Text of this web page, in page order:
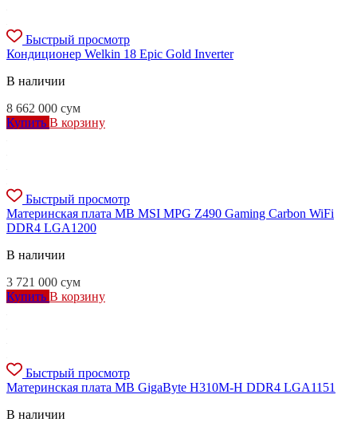
Быстрый просмотр
Кондиционер Welkin 18 Epic Gold Inverter
В наличии
8 662 000 сум
Купить В корзину
Быстрый просмотр
Материнская плата MB MSI MPG Z490 Gaming Carbon WiFi
DDR4 LGA1200
В наличии
3 721 000 сум
Купить В корзину
Быстрый просмотр
Материнская плата MB GigaByte H310М-H DDR4 LGA1151
В наличии